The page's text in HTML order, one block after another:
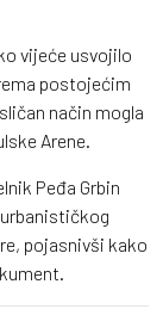
vijeće usvojilo
postojećim
način mogla
Arene.
Peđa Grbin
pojasnivši kako